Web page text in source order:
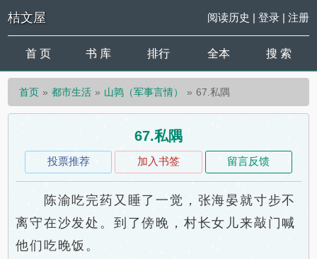
桔文屋 阅读历史 | 登录| 注册
首 页 书 库 排行 全本 搜 索
首页 都市生活 山鹑（军事言情） 67.私隅
67.私隅
投票推荐 加入书签 留言反馈
陈渝吃完药又睡了一觉，张海晏就寸步不
离守在沙发处。到了傍晚，村长女儿来敲门喊
他们吃晚饭。